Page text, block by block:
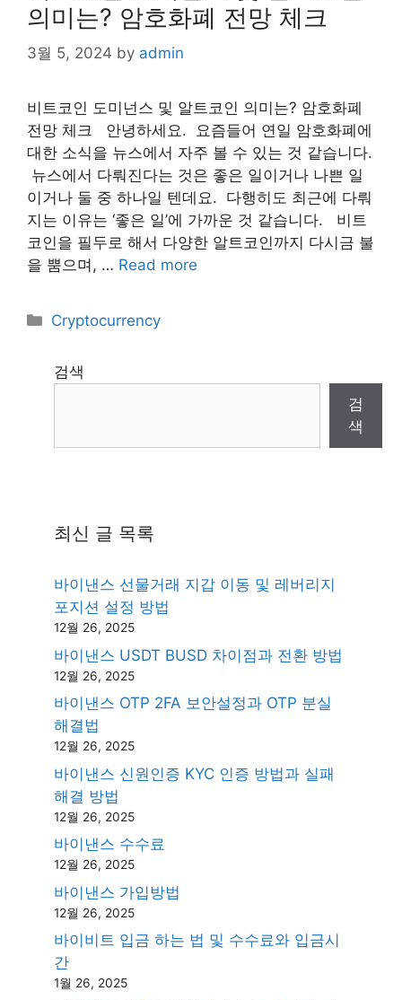
의미는? 암호화폐 전망 체크
3월 5, 2024 by admin
비트코인 도미넌스 및 알트코인 의미는? 암호화폐
전망 체크 안녕하세요. ​ 요즘들어 연일 암호화폐에
대한 소식을 뉴스에서 자주 볼 수 있는 것 같습니다.
​ 뉴스에서 다뤄진다는 것은 좋은 일이거나 나쁜 일
이거나 둘 중 하나일 텐데요. ​ 다행히도 최근에 다뤄
지는 이유는 ‘좋은 일’에 가까운 것 같습니다. ​ ​ 비트
코인을 필두로 해서 다양한 알트코인까지 다시금 불
을 뿜으며, … Read more
Categories
Cryptocurrency
검색
검
색
최신 글 목록
바이낸스 선물거래 지갑 이동 및 레버리지
포지션 설정 방법
12월 26, 2025
바이낸스 USDT BUSD 차이점과 전환 방법
12월 26, 2025
바이낸스 OTP 2FA 보안설정과 OTP 분실
해결법
12월 26, 2025
바이낸스 신원인증 KYC 인증 방법과 실패
해결 방법
12월 26, 2025
바이낸스 수수료
12월 26, 2025
바이낸스 가입방법
12월 26, 2025
바이비트 입금 하는 법 및 수수료와 입금시
간
1월 26, 2025